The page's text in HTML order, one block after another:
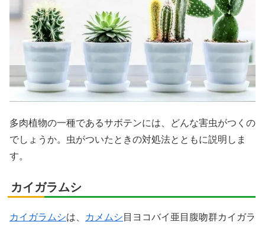
多肉植物の一種であるサボテンには、どんな害虫がつくの
でしょうか。虫がついたときの対処法とともに説明しま
す。
カイガラムシ
カイガラムシは、 カメムシ 目ヨコバイ亜目腹吻群カイガラ